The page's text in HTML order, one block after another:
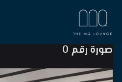
صورة رقم 0